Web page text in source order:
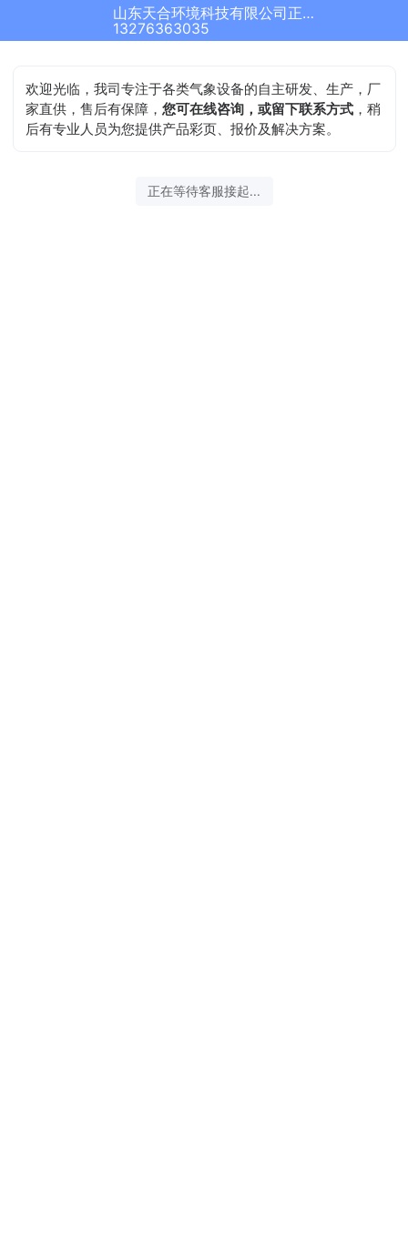
山东天合环境科技有限公司正在为您服务
13276363035
欢迎光临，我司专注于各类气象设备的自主研发、生产，厂
家直供，售后有保障，您可在线咨询，或留下联系方式 ，稍
后有专业人员为您提供产品彩页、报价及解决方案。
正在等待客服接起...